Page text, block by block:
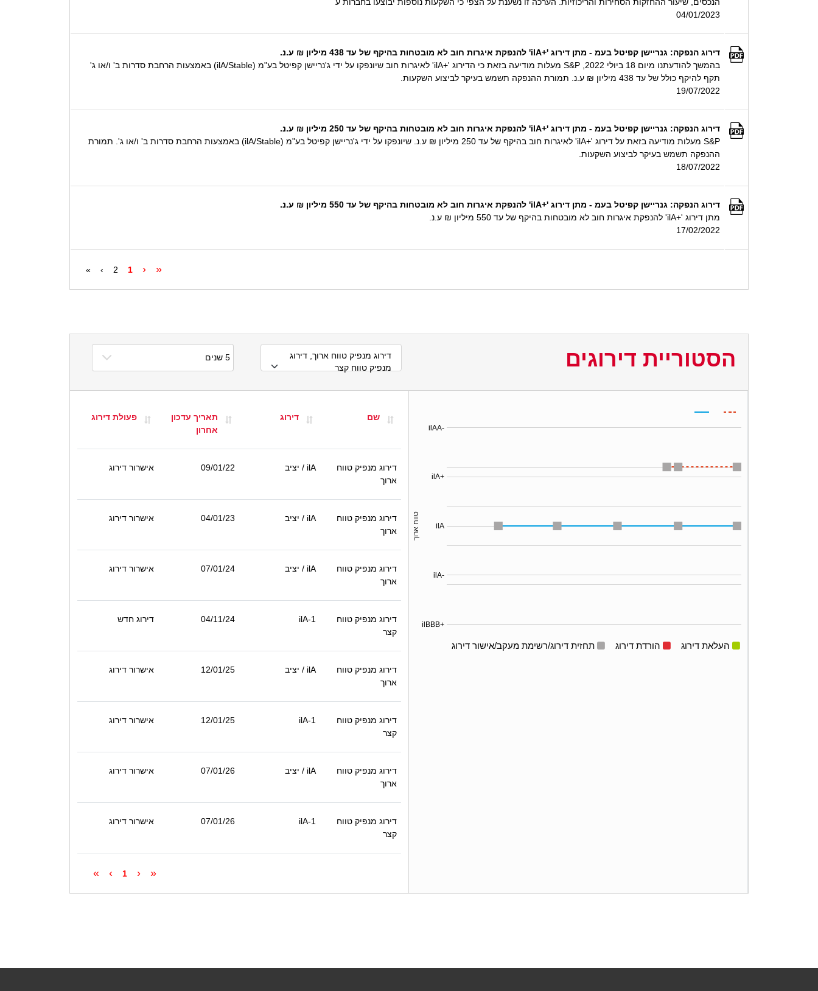
04/01/2023
דירוג הנפקה: גנריישן קפיטל בעמ - מתן דירוג '+ilA' להנפקת איגרות חוב לא מובטחות בהיקף של עד 438 מיליון ₪ ע.נ.
בהמשך להודעתנו מיום 18 ביולי 2022, S&P מעלות מודיעה בזאת כי הדירוג '+ilA' לאיגרות חוב שיונפקו על ידי ג'נריישן קפיטל בע"מ (ilA/Stable) באמצעות הרחבת סדרות ב' ו/או ג'
תקף להיקף כולל של עד 438 מיליון ₪ ע.נ. תמורת ההנפקה תשמש בעיקר לביצוע השקעות.
19/07/2022
דירוג הנפקה: גנריישן קפיטל בעמ - מתן דירוג '+ilA' להנפקת איגרות חוב לא מובטחות בהיקף של עד 250 מיליון ₪ ע.נ.
S&P מעלות מודיעה בזאת על דירוג '+ilA' לאיגרות חוב בהיקף של עד 250 מיליון ₪ ע.נ. שיונפקו על ידי ג'נריישן קפיטל בע"מ (ilA/Stable) באמצעות הרחבת סדרות ב' ו/או ג'. תמורת
ההנפקה תשמש בעיקר לביצוע השקעות.
18/07/2022
דירוג הנפקה: גנריישן קפיטל בעמ - מתן דירוג '+ilA' להנפקת איגרות חוב לא מובטחות בהיקף של עד 550 מיליון ₪ ע.נ.
מתן דירוג '+ilA' להנפקת איגרות חוב לא מובטחות בהיקף של עד 550 מיליון ₪ ע.נ.
17/02/2022
«
‹
1
2
›
»
הסטוריית דירוגים
דירוג מנפיק טווח ארוך, דירוג
מנפיק טווח קצר
ilBBB+
ilA-
ilA
ilA+
ilAA-
טווח ארוך
העלאת דירוג הורדת דירוג תחזית דירוג/רשימת מעקב/אישור דירוג
שם דירוג
תאריך עדכון
אחרון
פעולת דירוג
דירוג מנפיק טווח
ארוך
ilA / יציב 09/01/22 אישרור דירוג
דירוג מנפיק טווח
ארוך
ilA / יציב 04/01/23 אישרור דירוג
דירוג מנפיק טווח
ארוך
ilA / יציב 07/01/24 אישרור דירוג
דירוג מנפיק טווח
קצר
ilA-1
04/11/24 דירוג חדש
דירוג מנפיק טווח
ארוך
ilA / יציב 12/01/25 אישרור דירוג
דירוג מנפיק טווח
קצר
ilA-1
12/01/25 אישרור דירוג
דירוג מנפיק טווח
ארוך
ilA / יציב 07/01/26 אישרור דירוג
דירוג מנפיק טווח
קצר
ilA-1
07/01/26 אישרור דירוג
«
‹
1
›
»